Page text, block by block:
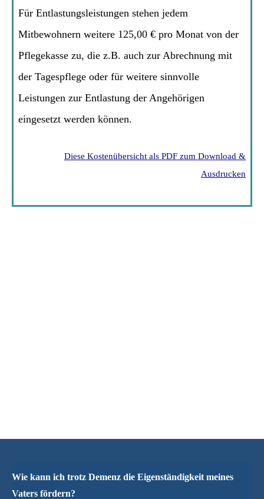
Für Entlastungsleistungen stehen jedem
Mitbewohnern weitere 125,00 € pro Monat von der
Pflegekasse zu, die z.B. auch zur Abrechnung mit
der Tagespflege oder für weitere sinnvolle
Leistungen zur Entlastung der Angehörigen
eingesetzt werden können.
Diese Kostenübersicht als PDF zum Download &
Ausdrucken
Wie kann ich trotz Demenz die Eigenständigkeit meines
Vaters fördern?